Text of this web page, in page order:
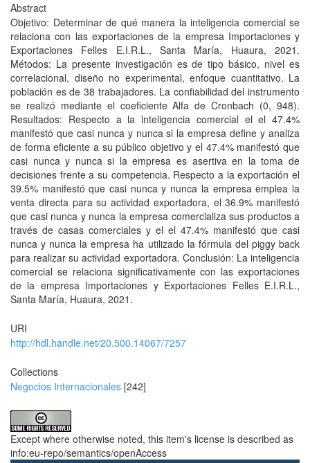
Abstract
Objetivo: Determinar de qué manera la inteligencia comercial se
relaciona con las exportaciones de la empresa Importaciones y
Exportaciones Felles E.I.R.L., Santa María, Huaura, 2021.
Métodos: La presente investigación es de tipo básico, nivel es
correlacional, diseño no experimental, enfoque cuantitativo. La
población es de 38 trabajadores. La confiabilidad del instrumento
se realizó mediante el coeficiente Alfa de Cronbach (0, 948).
Resultados: Respecto a la inteligencia comercial el el 47.4%
manifestó que casi nunca y nunca si la empresa define y analiza
de forma eficiente a su público objetivo y el 47.4% manifestó que
casi nunca y nunca si la empresa es asertiva en la toma de
decisiones frente a su competencia. Respecto a la exportación el
39.5% manifestó que casi nunca y nunca la empresa emplea la
venta directa para su actividad exportadora, el 36.9% manifestó
que casi nunca y nunca la empresa comercializa sus productos a
través de casas comerciales y el el 47.4% manifestó que casi
nunca y nunca la empresa ha utilizado la fórmula del piggy back
para realizar su actividad exportadora. Conclusión: La inteligencia
comercial se relaciona significativamente con las exportaciones
de la empresa Importaciones y Exportaciones Felles E.I.R.L.,
Santa María, Huaura, 2021.
URI
http://hdl.handle.net/20.500.14067/7257
Collections
Negocios Internacionales [242]
Except where otherwise noted, this item's license is described as
info:eu-repo/semantics/openAccess